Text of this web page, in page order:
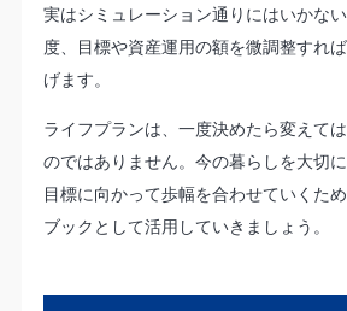
実はシミュレーション通りにはいかな
度、目標や資産運用の額を微調整すれ
げます。
ライフプランは、一度決めたら変えて
のではありません。今の暮らしを大切
目標に向かって歩幅を合わせていくた
ブックとして活用していきましょう。